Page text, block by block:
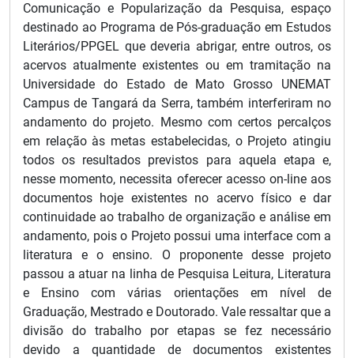
Comunicação e Popularização da Pesquisa, espaço
destinado ao Programa de Pós-graduação em Estudos
Literários/PPGEL que deveria abrigar, entre outros, os
acervos atualmente existentes ou em tramitação na
Universidade do Estado de Mato Grosso UNEMAT
Campus de Tangará da Serra, também interferiram no
andamento do projeto. Mesmo com certos percalços
em relação às metas estabelecidas, o Projeto atingiu
todos os resultados previstos para aquela etapa e,
nesse momento, necessita oferecer acesso on-line aos
documentos hoje existentes no acervo físico e dar
continuidade ao trabalho de organização e análise em
andamento, pois o Projeto possui uma interface com a
literatura e o ensino. O proponente desse projeto
passou a atuar na linha de Pesquisa Leitura, Literatura
e Ensino com várias orientações em nível de
Graduação, Mestrado e Doutorado. Vale ressaltar que a
divisão do trabalho por etapas se fez necessário
devido a quantidade de documentos existentes